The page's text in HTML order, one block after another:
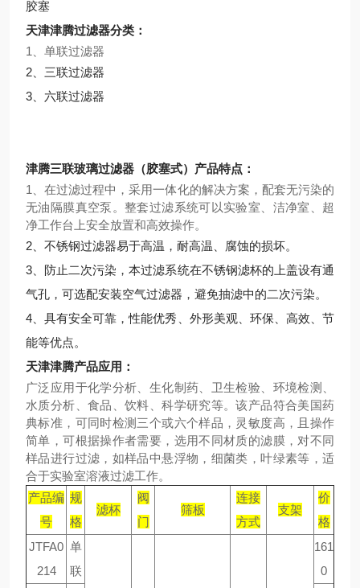
胶塞
天津津腾过滤器分类：
1、单联过滤器
2、三联过滤器
3、六联过滤器
津腾三联玻璃过滤器（胶塞式）产品特点：
1、在过滤过程中，采用一体化的解决方案，配套无污染的
无油隔膜真空泵。整套过滤系统可以实验室、洁净室、超
净工作台上安全放置和高效操作。
2、不锈钢过滤器易于高温，耐高温、腐蚀的损坏。
3、防止二次污染，本过滤系统在不锈钢滤杯的上盖设有通
气孔，可选配安装空气过滤器，避免抽滤中的二次污染。
4、具有安全可靠，性能优秀、外形美观、环保、高效、节
能等优点。
天津津腾产品应用：
广泛应用于化学分析、生化制药、卫生检验、环境检测、
水质分析、食品、饮料、科学研究等。该产品符合美国药
典标准，可同时检测三个或六个样品，灵敏度高，且操作
简单，可根据操作者需要，选用不同材质的滤膜，对不同
样品进行过滤，如样品中悬浮物，细菌类，叶绿素等，适
合于实验室溶液过滤工作。
产品编
号
规
格
滤杯
阀
门
筛板
连接
方式
支架
价
格
JTFA0
214
单
联
161
0